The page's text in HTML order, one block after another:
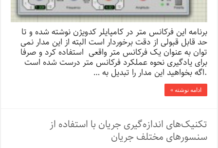
برنامه این فرکانس متر در کامپایلر کدویژن نوشته شده و تا
حد قابل قبولی از دقت برخوردار است البته از این مدار نمی
توان به عنوان یک فرکانس متر واقعی استفاده کرد و صرفا
برای یادگیری نحوه عملکرد فرکانس متر درست شده است
.اگه بخواهید این مدار را تبدیل به …
ادامه نوشته »
تکنیک‌های اندازه‌گیری جریان با استفاده از
سنسورهای مختلف جریان